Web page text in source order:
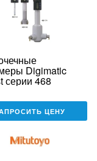
Digimatic
серии 468
ЦЕНУ